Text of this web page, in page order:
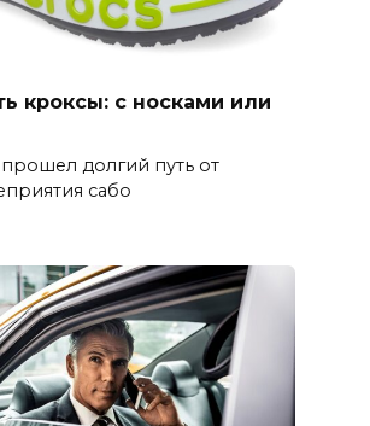
кроксы: с носками или
долгий путь от
сабо